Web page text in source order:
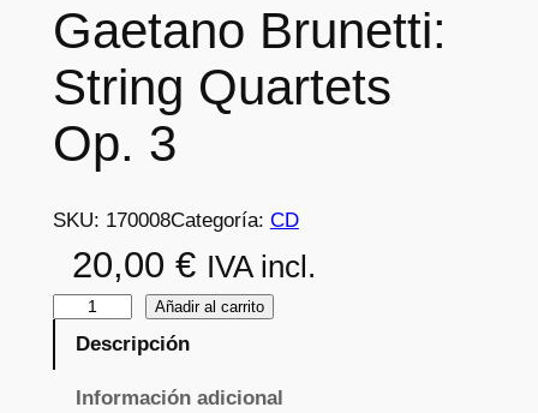
Gaetano Brunetti:
String Quartets
Op. 3
SKU: 170008Categoría: CD
20,00 € IVA incl.
e
Añadir al carrito
Descripción
Información adicional